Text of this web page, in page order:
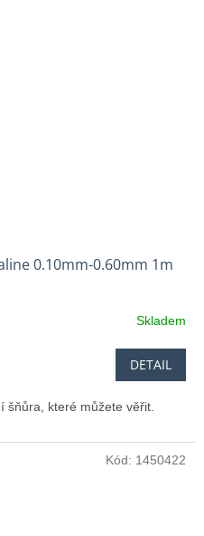
0.10mm-0.60mm 1m
Skladem
DETAIL
šňůra, které můžete věřit.
Kód: 1450422